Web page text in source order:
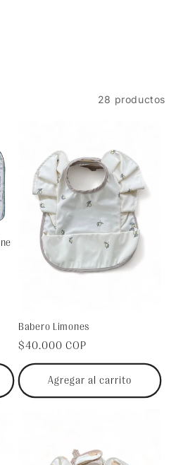
28 productos
Babero Limones
Precio
habitual
$40.000 COP
Agregar al carrito